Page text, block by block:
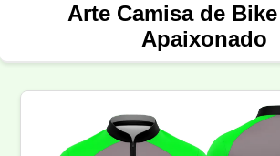
Arte Camisa de
Apaixonado